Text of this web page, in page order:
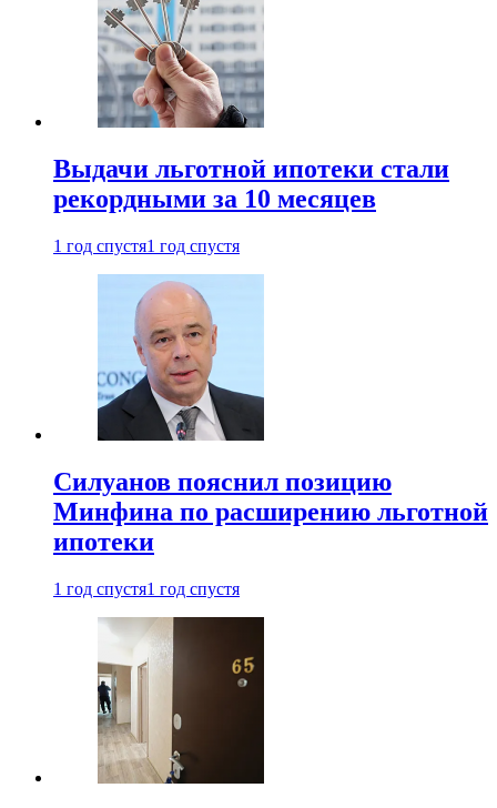
Выдачи льготной ипотеки стали
рекордными за 10 месяцев
1 год спустя1 год спустя
Силуанов пояснил позицию
Минфина по расширению льготной
ипотеки
1 год спустя1 год спустя